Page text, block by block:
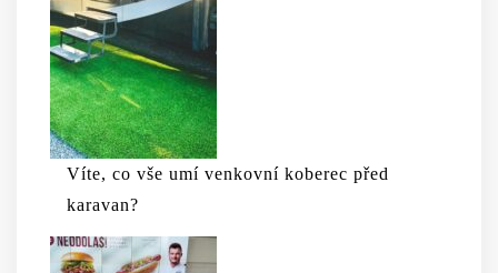
Víte, co vše umí venkovní koberec před
karavan?